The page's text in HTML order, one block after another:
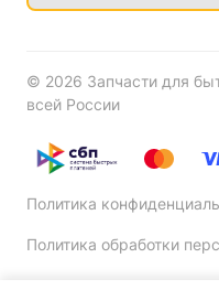
© 2026 Запчасти для
всей России
Политика
Политика обработки